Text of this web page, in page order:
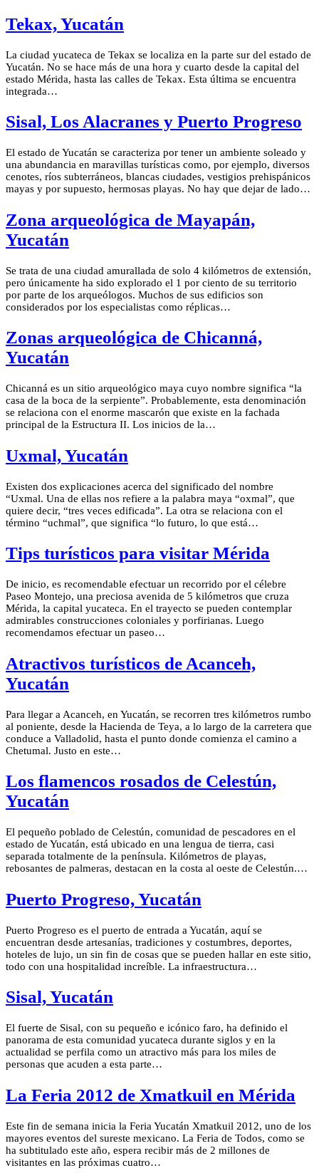
Tekax, Yucatán
La ciudad yucateca de Tekax se localiza en la parte sur del estado de
Yucatán. No se hace más de una hora y cuarto desde la capital del
estado Mérida, hasta las calles de Tekax. Esta última se encuentra
integrada…
Sisal, Los Alacranes y Puerto Progreso
El estado de Yucatán se caracteriza por tener un ambiente soleado y
una abundancia en maravillas turísticas como, por ejemplo, diversos
cenotes, ríos subterráneos, blancas ciudades, vestigios prehispánicos
mayas y por supuesto, hermosas playas. No hay que dejar de lado…
Zona arqueológica de Mayapán,
Yucatán
Se trata de una ciudad amurallada de solo 4 kilómetros de extensión,
pero únicamente ha sido explorado el 1 por ciento de su territorio
por parte de los arqueólogos. Muchos de sus edificios son
considerados por los especialistas como réplicas…
Zonas arqueológica de Chicanná,
Yucatán
Chicanná es un sitio arqueológico maya cuyo nombre significa “la
casa de la boca de la serpiente”. Probablemente, esta denominación
se relaciona con el enorme mascarón que existe en la fachada
principal de la Estructura II. Los inicios de la…
Uxmal, Yucatán
Existen dos explicaciones acerca del significado del nombre
“Uxmal. Una de ellas nos refiere a la palabra maya “oxmal”, que
quiere decir, “tres veces edificada”. La otra se relaciona con el
término “uchmal”, que significa “lo futuro, lo que está…
Tips turísticos para visitar Mérida
De inicio, es recomendable efectuar un recorrido por el célebre
Paseo Montejo, una preciosa avenida de 5 kilómetros que cruza
Mérida, la capital yucateca. En el trayecto se pueden contemplar
admirables construcciones coloniales y porfirianas. Luego
recomendamos efectuar un paseo…
Atractivos turísticos de Acanceh,
Yucatán
Para llegar a Acanceh, en Yucatán, se recorren tres kilómetros rumbo
al poniente, desde la Hacienda de Teya, a lo largo de la carretera que
conduce a Valladolid, hasta el punto donde comienza el camino a
Chetumal. Justo en este…
Los flamencos rosados de Celestún,
Yucatán
El pequeño poblado de Celestún, comunidad de pescadores en el
estado de Yucatán, está ubicado en una lengua de tierra, casi
separada totalmente de la península. Kilómetros de playas,
rebosantes de palmeras, destacan en la costa al oeste de Celestún.…
Puerto Progreso, Yucatán
Puerto Progreso es el puerto de entrada a Yucatán, aquí se
encuentran desde artesanías, tradiciones y costumbres, deportes,
hoteles de lujo, un sin fin de cosas que se pueden hallar en este sitio,
todo con una hospitalidad increíble. La infraestructura…
Sisal, Yucatán
El fuerte de Sisal, con su pequeño e icónico faro, ha definido el
panorama de esta comunidad yucateca durante siglos y en la
actualidad se perfila como un atractivo más para los miles de
personas que acuden a esta parte…
La Feria 2012 de Xmatkuil en Mérida
Este fin de semana inicia la Feria Yucatán Xmatkuil 2012, uno de los
mayores eventos del sureste mexicano. La Feria de Todos, como se
ha subtitulado este año, espera recibir más de 2 millones de
visitantes en las próximas cuatro…